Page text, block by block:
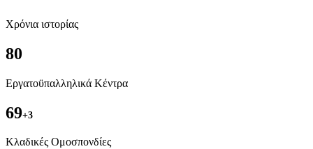
Χρόνια ιστορίας
80
Εργατοϋπαλληλικά Κέντρα
69+3
Kλαδικές Ομοσπονδίες